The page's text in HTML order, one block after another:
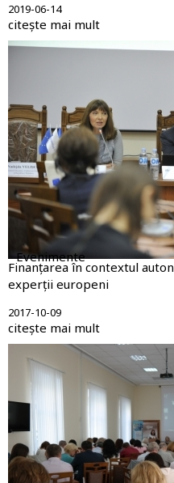
2019-06-14
citește mai mult
Evenimente
Finanțarea în contextul
experții europeni
2017-10-09
citește mai mult